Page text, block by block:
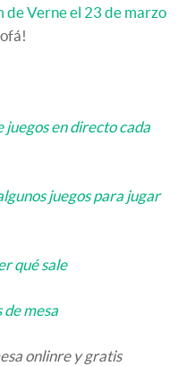
de Verne el 23 de marzo
en directo cada
juegos para jugar
qué sale
mesa
onlinre y gratis